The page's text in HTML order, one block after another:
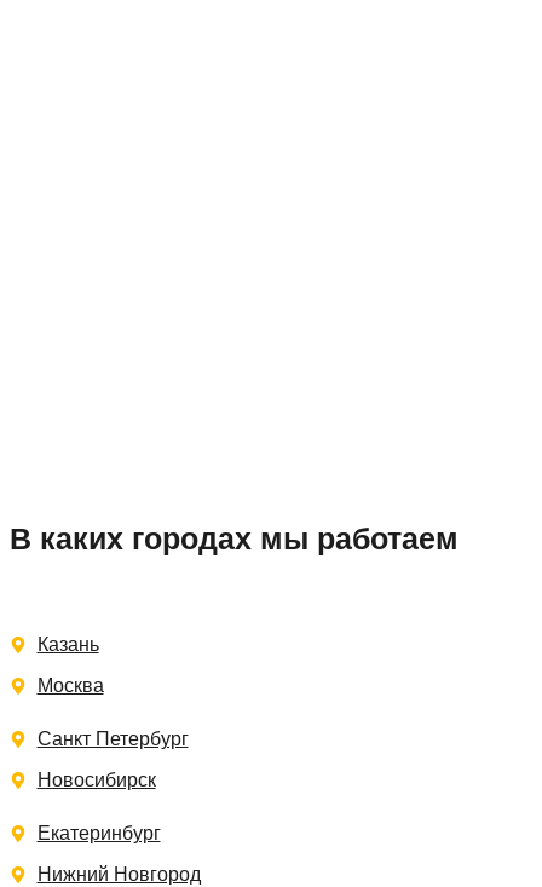
В каких городах мы работаем
Казань
Москва
Санкт Петербург
Новосибирск
Екатеринбург
Нижний Новгород